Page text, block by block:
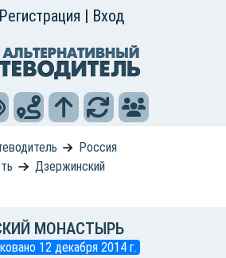
Регистрация | Вход
Россия
Дзержинский
МОНАСТЫРЬ
12 декабря 2014 г.